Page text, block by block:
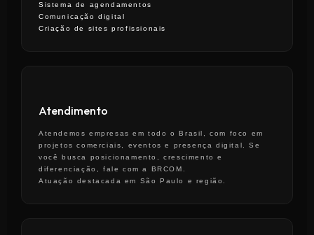
Sistema de agendamentos
Comunicação digital
Criação de sites profissionais
Atendimento
Atendemos empresas em todo o Brasil, com foco em
projetos comerciais, eventos e presença digital. Se
você busca posicionamento, crescimento e
diferenciação, fale com a BRCOM.
Atuação destacada em São Paulo e região.